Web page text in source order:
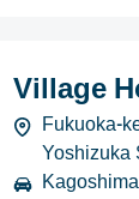
Village
Fukuoka-
Yoshizuka